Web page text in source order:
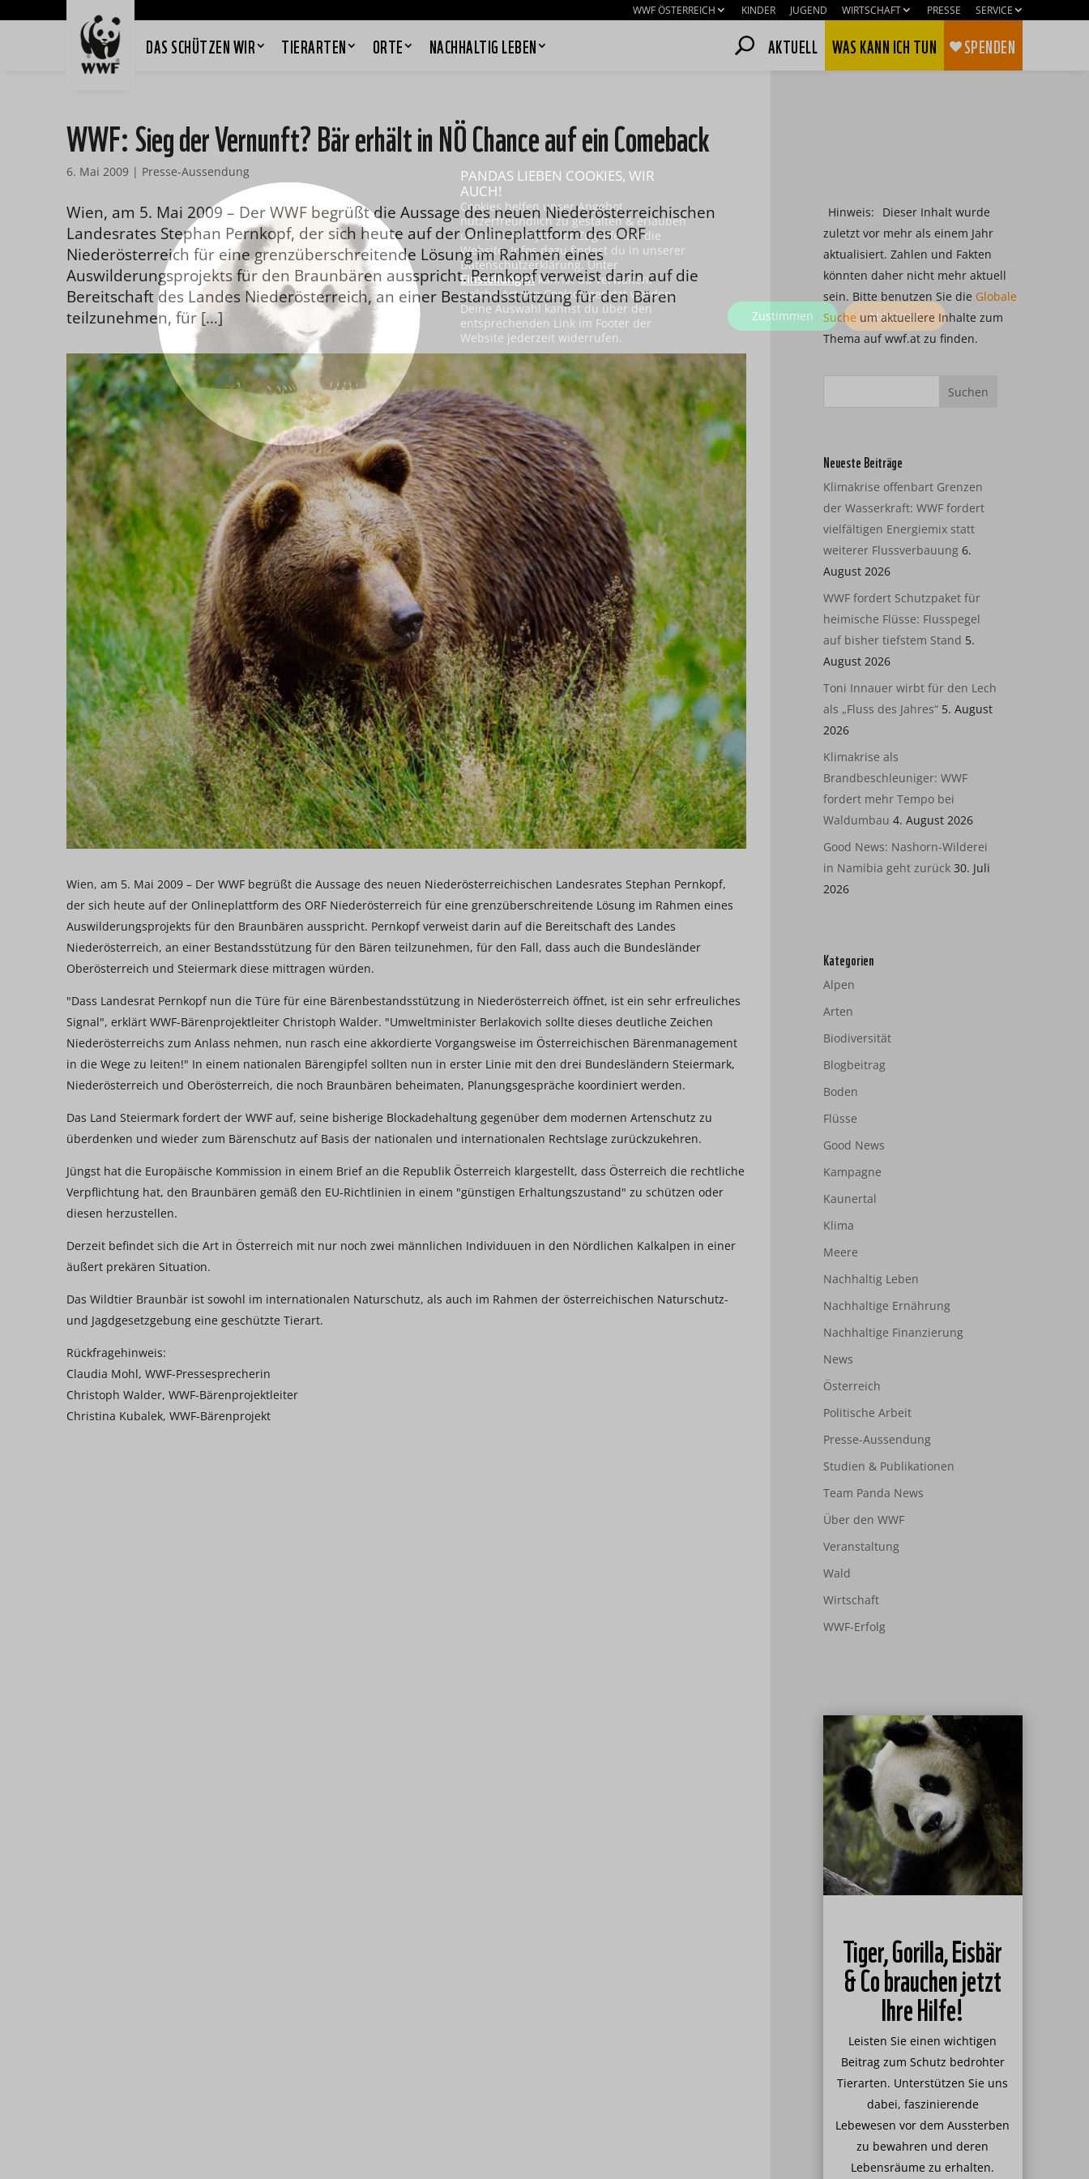
WWF ÖSTERREICH KINDER JUGEND WIRTSCHAFT PRESSE SERVICE
DAS SCHÜTZEN WIR TIERARTEN ORTE NACHHALTIG LEBEN AKTUELL WAS KANN ICH TUN SPENDEN
WWF: Sieg der Vernunft? Bär erhält in NÖ Chance auf ein Comeback
6. Mai 2009 | Presse-Aussendung
Wien, am 5. Mai 2009 – Der WWF begrüßt die Aussage des neuen Niederösterreichischen
Landesrates Stephan Pernkopf, der sich heute auf der Onlineplattform des ORF
Niederösterreich für eine grenzüberschreitende Lösung im Rahmen eines
Auswilderungsprojekts für den Braunbären ausspricht. Pernkopf verweist darin auf die
Bereitschaft des Landes Niederösterreich, an einer Bestandsstützung für den Bären
teilzunehmen, für […]
Wien, am 5. Mai 2009 – Der WWF begrüßt die Aussage des neuen Niederösterreichischen Landesrates Stephan Pernkopf,
der sich heute auf der Onlineplattform des ORF Niederösterreich für eine grenzüberschreitende Lösung im Rahmen eines
Auswilderungsprojekts für den Braunbären ausspricht. Pernkopf verweist darin auf die Bereitschaft des Landes
Niederösterreich, an einer Bestandsstützung für den Bären teilzunehmen, für den Fall, dass auch die Bundesländer
Oberösterreich und Steiermark diese mittragen würden.
"Dass Landesrat Pernkopf nun die Türe für eine Bärenbestandsstützung in Niederösterreich öffnet, ist ein sehr erfreuliches
Signal", erklärt WWF-Bärenprojektleiter Christoph Walder. "Umweltminister Berlakovich sollte dieses deutliche Zeichen
Niederösterreichs zum Anlass nehmen, nun rasch eine akkordierte Vorgangsweise im Österreichischen Bärenmanagement
in die Wege zu leiten!" In einem nationalen Bärengipfel sollten nun in erster Linie mit den drei Bundesländern Steiermark,
Niederösterreich und Oberösterreich, die noch Braunbären beheimaten, Planungsgespräche koordiniert werden.
Das Land Steiermark fordert der WWF auf, seine bisherige Blockadehaltung gegenüber dem modernen Artenschutz zu
überdenken und wieder zum Bärenschutz auf Basis der nationalen und internationalen Rechtslage zurückzukehren.
Jüngst hat die Europäische Kommission in einem Brief an die Republik Österreich klargestellt, dass Österreich die rechtliche
Verpflichtung hat, den Braunbären gemäß den EU-Richtlinien in einem "günstigen Erhaltungszustand" zu schützen oder
diesen herzustellen.
Derzeit befindet sich die Art in Österreich mit nur noch zwei männlichen Individuuen in den Nördlichen Kalkalpen in einer
äußert prekären Situation.
Das Wildtier Braunbär ist sowohl im internationalen Naturschutz, als auch im Rahmen der österreichischen Naturschutz-
und Jagdgesetzgebung eine geschützte Tierart.
Rückfragehinweis:
Claudia Mohl, WWF-Pressesprecherin
Christoph Walder, WWF-Bärenprojektleiter
Christina Kubalek, WWF-Bärenprojekt
Hinweis:
Dieser Inhalt wurde
zuletzt vor mehr als einem Jahr
aktualisiert. Zahlen und Fakten
könnten daher nicht mehr aktuell
sein. Bitte benutzen Sie die Globale
Suche um aktuellere Inhalte zum
Thema auf wwf.at zu finden.
Neueste Beiträge
Klimakrise offenbart Grenzen
der Wasserkraft: WWF fordert
vielfältigen Energiemix statt
weiterer Flussverbauung 6.
August 2026
WWF fordert Schutzpaket für
heimische Flüsse: Flusspegel
auf bisher tiefstem Stand 5.
August 2026
Toni Innauer wirbt für den Lech
als „Fluss des Jahres“ 5. August
2026
Klimakrise als
Brandbeschleuniger: WWF
fordert mehr Tempo bei
Waldumbau 4. August 2026
Good News: Nashorn-Wilderei
in Namibia geht zurück 30. Juli
2026
Kategorien
Alpen
Arten
Biodiversität
Blogbeitrag
Boden
Flüsse
Good News
Kampagne
Kaunertal
Klima
Meere
Nachhaltig Leben
Nachhaltige Ernährung
Nachhaltige Finanzierung
News
Österreich
Politische Arbeit
Presse-Aussendung
Studien & Publikationen
Team Panda News
Über den WWF
Veranstaltung
Wald
Wirtschaft
WWF-Erfolg
Tiger, Gorilla, Eisbär
& Co brauchen jetzt
Ihre Hilfe!
Leisten Sie einen wichtigen
Beitrag zum Schutz bedrohter
Tierarten. Unterstützen Sie uns
dabei, faszinierende
Lebewesen vor dem Aussterben
zu bewahren und deren
Lebensräume zu erhalten.
PANDAS LIEBEN COOKIES, WIR
AUCH!
Cookies helfen unser Angebot
nutzerfreundlich zu gestalten & erlauben
uns eine Analyse der Zugriffe auf die
Website. Infos dazu findest du in unserer
Datenschutzerklärung. Unter
Einstellungen kannst du verwalten,
welche Art von Cookies gesetzt werden.
Deine Auswahl kannst du über den
entsprechenden Link im Footer der
Website jederzeit widerrufen.
Zustimmen Ablehnen